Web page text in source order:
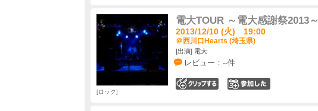
電大TOUR ～電大感謝祭2013～
2013/12/10 (火) 19:00
＠西川口Hearts (埼玉県)
[出演] 電大
レビュー：--件
ロック